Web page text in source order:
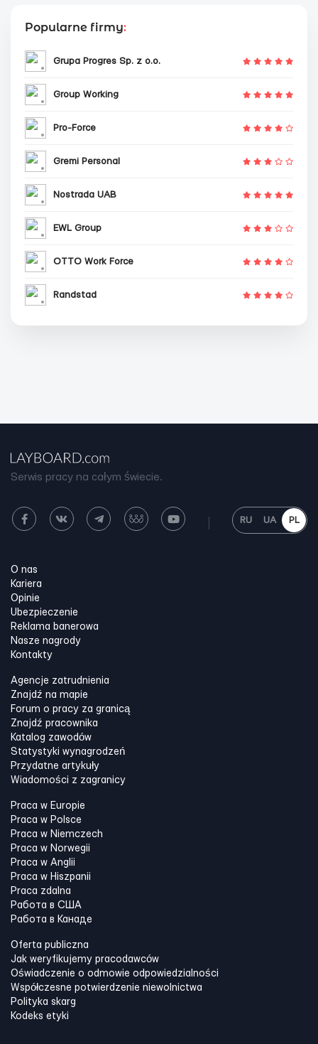
Popularne firmy:
Grupa Progres Sp. z o.o.
Group Working
Pro-Force
Gremi Personal
Nostrada UAB
EWL Group
OTTO Work Force
Randstad
Serwis pracy na całym świecie.
RU UA PL
O nas
Kariera
Opinie
Ubezpieczenie
Reklama banerowa
Nasze nagrody
Kontakty
Agencje zatrudnienia
Znajdź na mapie
Forum o pracy za granicą
Znajdź pracownika
Katalog zawodów
Statystyki wynagrodzeń
Przydatne artykuły
Wiadomości z zagranicy
Praca w Europie
Praca w Polsce
Praca w Niemczech
Praca w Norwegii
Praca w Anglii
Praca w Hiszpanii
Praca zdalna
Работа в США
Работа в Канадe
Oferta publiczna
Jak weryfikujemy pracodawców
Oświadczenie o odmowie odpowiedzialności
Współczesne potwierdzenie niewolnictwa
Polityka skarg
Kodeks etyki